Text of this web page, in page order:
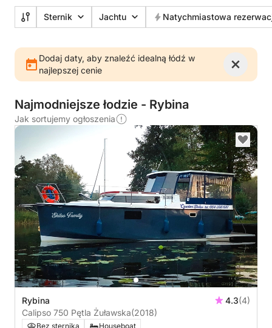
Sternik Jachtu Natychmiastowa
Dodaj daty, aby znaleźć idealną łódź w
najlepszej cenie
Najmodniejsze łodzie - Rybina
Jak sortujemy ogłoszenia
Rybina 4.3(4)
Calipso 750 Pętla Żuławska(2018)
Bez sternika
Houseboat